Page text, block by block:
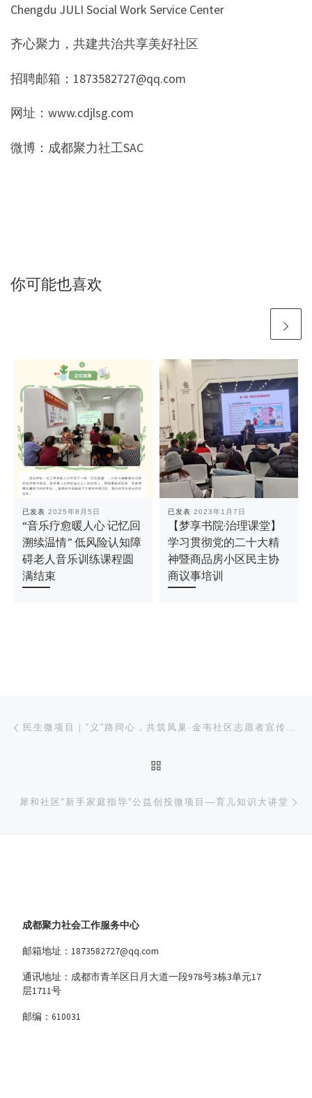
Chengdu JULI Social Work Service Center
齐心聚力，共建共治共享美好社区
招聘邮箱：1873582727@qq.com
网址：www.cdjlsg.com
微博：成都聚力社工SAC
你可能也喜欢
已发表 2025年8月5日
“音乐疗愈暖人心 记忆回
溯续温情” 低风险认知障
碍老人音乐训练课程圆
满结束
已发表 2023年1月7日
【梦享书院·治理课堂】
学习贯彻党的二十大精
神暨商品房小区民主协
商议事培训
文章导航 民生微项目｜“义”路同心，共筑凤巢·金韦社区志愿者宣传片拍摄
犀和社区“新手家庭指导”公益创投微项目—育儿知识大讲堂
成都聚力社会工作服务中心
邮箱地址：1873582727@qq.com
通讯地址：成都市青羊区日月大道一段978号3栋3单元17
层1711号
邮编：610031